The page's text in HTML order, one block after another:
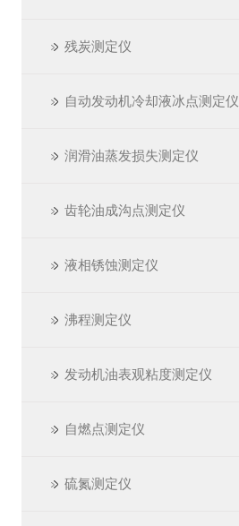
残炭测定仪
自动发动机冷却液冰点测定仪
润滑油蒸发损失测定仪
齿轮油成沟点测定仪
液相锈蚀测定仪
沸程测定仪
发动机油表观粘度测定仪
自燃点测定仪
硫氮测定仪